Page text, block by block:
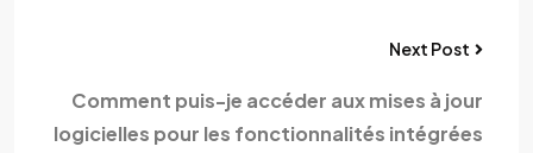
Comment puis-je accéder aux mises à jour
logicielles pour les fonctionnalités intégrées
Next Post